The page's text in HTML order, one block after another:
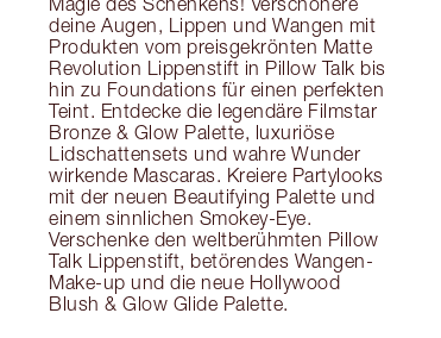
deine Augen, Lippen und Wangen mit
Produkten vom preisgekrönten Matte
Revolution Lippenstift in Pillow Talk bis
hin zu Foundations für einen perfekten
Teint. Entdecke die legendäre Filmstar
Bronze & Glow Palette, luxuriöse
Lidschattensets und wahre Wunder
wirkende Mascaras. Kreiere Partylooks
mit der neuen Beautifying Palette und
einem sinnlichen Smokey-Eye.
Verschenke den weltberühmten Pillow
Talk Lippenstift, betörendes Wangen-
Make-up und die neue Hollywood
Blush & Glow Glide Palette.